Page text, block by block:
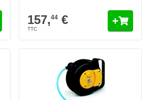
157,44 €